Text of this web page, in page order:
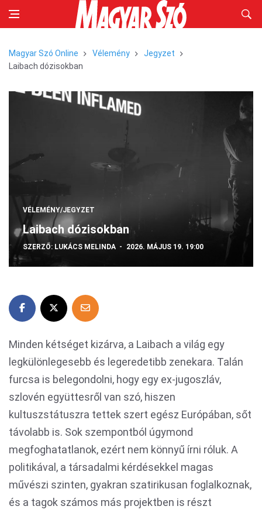
Magyar Szó Online Vélemény
Jegyzet
Laibach dózisokban
VÉLEMÉNY/JEGYZET
Laibach dózisokban
SZERZŐ: LUKÁCS MELINDA 2026. MÁJUS 19. 19:00
Minden kétséget kizárva, a Laibach a világ egy
legkülönlegesebb és legeredetibb zenekara. Talán
furcsa is belegondolni, hogy egy ex-jugoszláv,
szlovén együttesről van szó, hiszen
kultuszstátuszra tettek szert egész Európában, sőt
távolabb is. Sok szempontból úgymond
megfoghatatlanok, ezért nem könnyű írni róluk. A
politikával, a társadalmi kérdésekkel magas
művészi szinten, gyakran szatirikusan foglalkoznak,
és a tagok számos más projektben is részt